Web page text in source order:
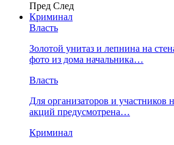
Пред След
Криминал
Власть
​Золотой унитаз и лепнина на
фото из дома начальника…
Власть
Для организаторов и
акций предусмотрена…
Криминал